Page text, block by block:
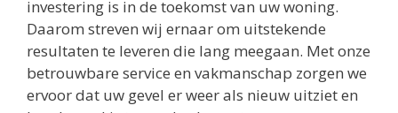
investering is in de toekomst van uw woning.
Daarom streven wij ernaar om uitstekende
resultaten te leveren die lang meegaan. Met onze
betrouwbare service en vakmanschap zorgen we
ervoor dat uw gevel er weer als nieuw uitziet en